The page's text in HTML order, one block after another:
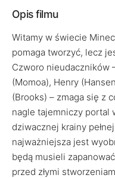
Opis filmu
Witamy w świecie
pomaga tworzyć, lecz
Czworo nieudaczników
(Momoa), Henry
(Brooks) – zmaga się z
nagle tajemniczy portal
dziwacznej krainy
najważniejsza jest
będą musieli
przed złymi